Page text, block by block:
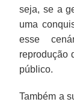
seja, se a
uma
esse
reprodução
público.
Também a